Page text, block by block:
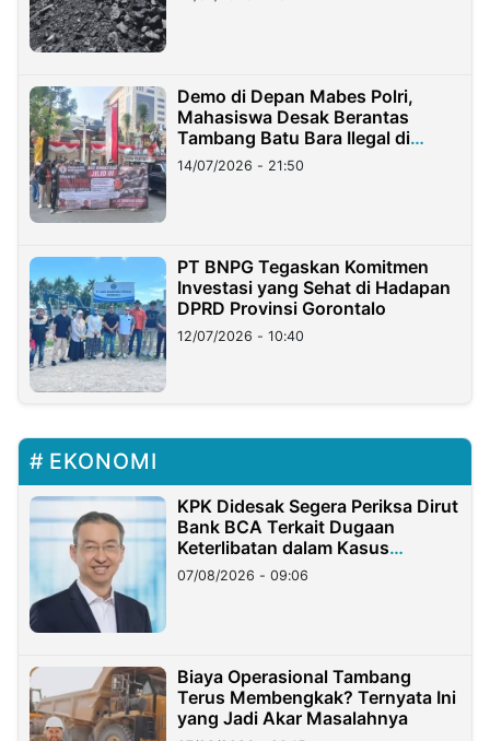
Demo di Depan Mabes Polri,
Mahasiswa Desak Berantas
Tambang Batu Bara Ilegal di
Lampung
14/07/2026 - 21:50
PT BNPG Tegaskan Komitmen
Investasi yang Sehat di Hadapan
DPRD Provinsi Gorontalo
12/07/2026 - 10:40
EKONOMI
KPK Didesak Segera Periksa Dirut
Bank BCA Terkait Dugaan
Keterlibatan dalam Kasus
Hilangnya Dana Nasabah Rp2,58
Miliar
07/08/2026 - 09:06
Biaya Operasional Tambang
Terus Membengkak? Ternyata Ini
yang Jadi Akar Masalahnya